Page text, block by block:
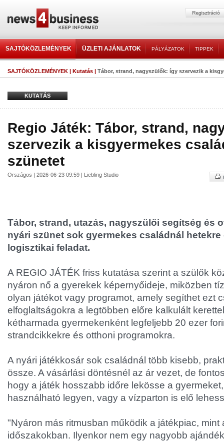
SAJTÓKÖZLEMÉNYEK ÜZLETI AJÁNLATOK PÁLYÁZATOK TIPPEK
SAJTÓKÖZLEMÉNYEK | Kutatás | Tábor, strand, nagyszülők: így szervezik a
KUTATÁS
Regio Játék: Tábor, strand,
szervezik a kisgyermekes
szünetet
Országos | 2026-06-23 09:59 | Liebling Studio
Tábor, strand, utazás, nagyszülői segítség és
nyári szünet sok gyermekes családnál hetekre
logisztikai feladat.
A REGIO JÁTÉK friss kutatása szerint a szülők
nyáron nő a gyerekek képernyőideje, miközben
olyan játékot vagy programot, amely segíthet ezt
elfoglaltságokra a legtöbben előre kalkulált
kétharmada gyermekenként legfeljebb 20 ezer
strandcikkekre és otthoni programokra.
A nyári játékkosár sok családnál több kisebb,
össze. A vásárlási döntésnél az ár vezet, de
hogy a játék hosszabb időre lekösse a
használható legyen, vagy a vízparton is elő
"Nyáron más ritmusban működik a játékpiac, mint
időszakokban. Ilyenkor nem egy nagyobb